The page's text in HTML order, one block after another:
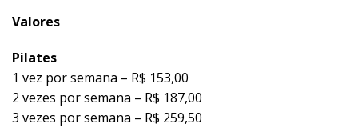
Valores
Pilates
1 vez por semana – R$ 153,00
2 vezes por semana – R$ 187,00
3 vezes por semana – R$ 259,50